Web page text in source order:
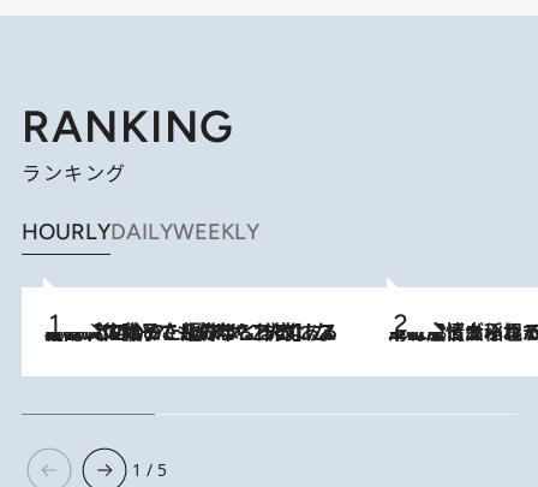
RANKING
ランキング
HOURLYDAILYWEEKLY
2026.8.5
【阿川佐和子さんの年とる力】なぜ70代で始めた趣味は“こんなに楽しい”のか？ ピアノ、俳句…スランプに陥っても続けられる“ある秘訣”とは 2026.8.5
下町風情あふれる台北屈指の人気エリア・大稲埕でセンスのいい台湾土産《ヴ
1 / 5